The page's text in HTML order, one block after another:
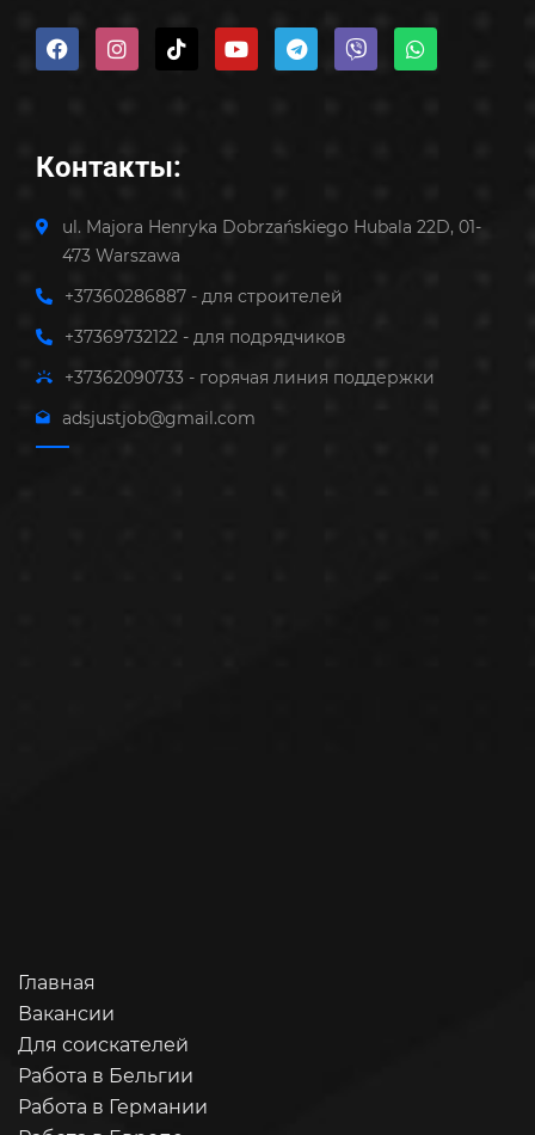
Контакты:
ul. Majora Henryka Dobrzańskiego Hubala 22D, 01-
473 Warszawa
+37360286887 - для строителей
+37369732122 - для подрядчиков
+37362090733 - горячая линия поддержки
adsjustjob@gmail.com
Главная
Вакансии
Для соискателей
Работа в Бельгии
Работа в Германии